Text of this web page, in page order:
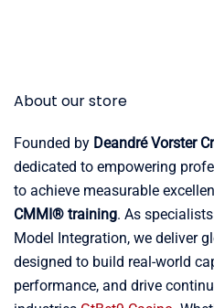
About our store
Founded by Deandré Vorster
dedicated to empowering
to achieve measurable
CMMI® training. As
Model Integration, we deliver
designed to build real-world
performance, and drive